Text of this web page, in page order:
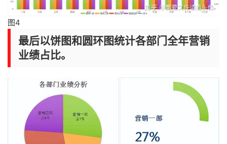
图4
最后以饼图和圆环图统计各部门全年营销
业绩占比。